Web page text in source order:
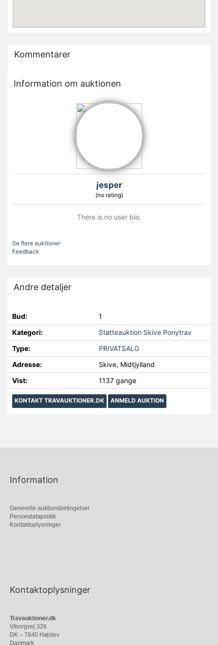
Kommentarer
Information om auktionen
jesper
(no rating)
There is no user bio.
Se flere auktioner
Feedback
Andre detaljer
Bud:
1
Kategori:
Støtteauktion Skive Ponytrav
Type:
PRIVATSALG
Adresse:
Skive, Midtjylland
Vist:
1137 gange
KONTAKT TRAVAUKTIONER.DK ANMELD AUKTION
Information
Generelle auktionsbetingelser
Persondatapolitik
Kontaktoplysninger
Kontaktoplysninger
Travauktioner.dk
Viborgvej 326
DK – 7840 Højslev
Danmark